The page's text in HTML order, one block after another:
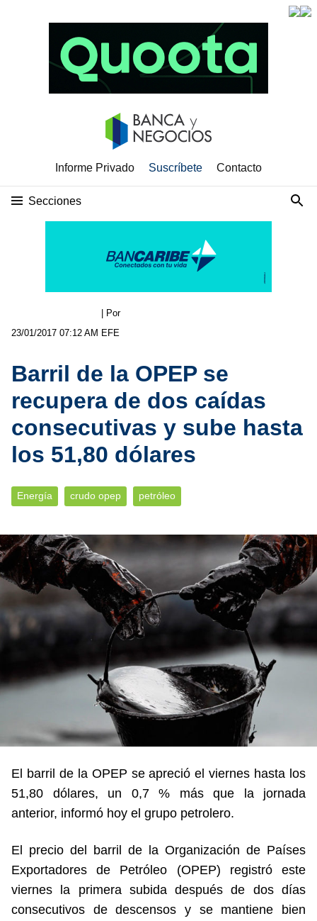
Informe Privado Suscríbete Contacto
Secciones
23/01/2017 07:12 AM
| Por
EFE
Barril de la OPEP se
recupera de dos caídas
consecutivas y sube hasta
los 51,80 dólares
Energía crudo opep petróleo
El barril de la OPEP se apreció el viernes hasta los
51,80 dólares, un 0,7 % más que la jornada
anterior, informó hoy el grupo petrolero.
El precio del barril de la Organización de Países
Exportadores de Petróleo (OPEP) registró este
viernes la primera subida después de dos días
consecutivos de descensos y se mantiene bien